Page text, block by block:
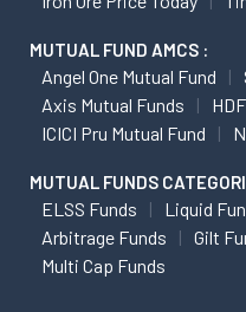
MUTUAL FUND AMCS :
Angel One Mutual Fund
Axis Mutual Funds
ICICI Pru Mutual Fund
MUTUAL FUNDS
ELSS Funds Liquid
Arbitrage Funds
Gilt
Multi Cap Funds